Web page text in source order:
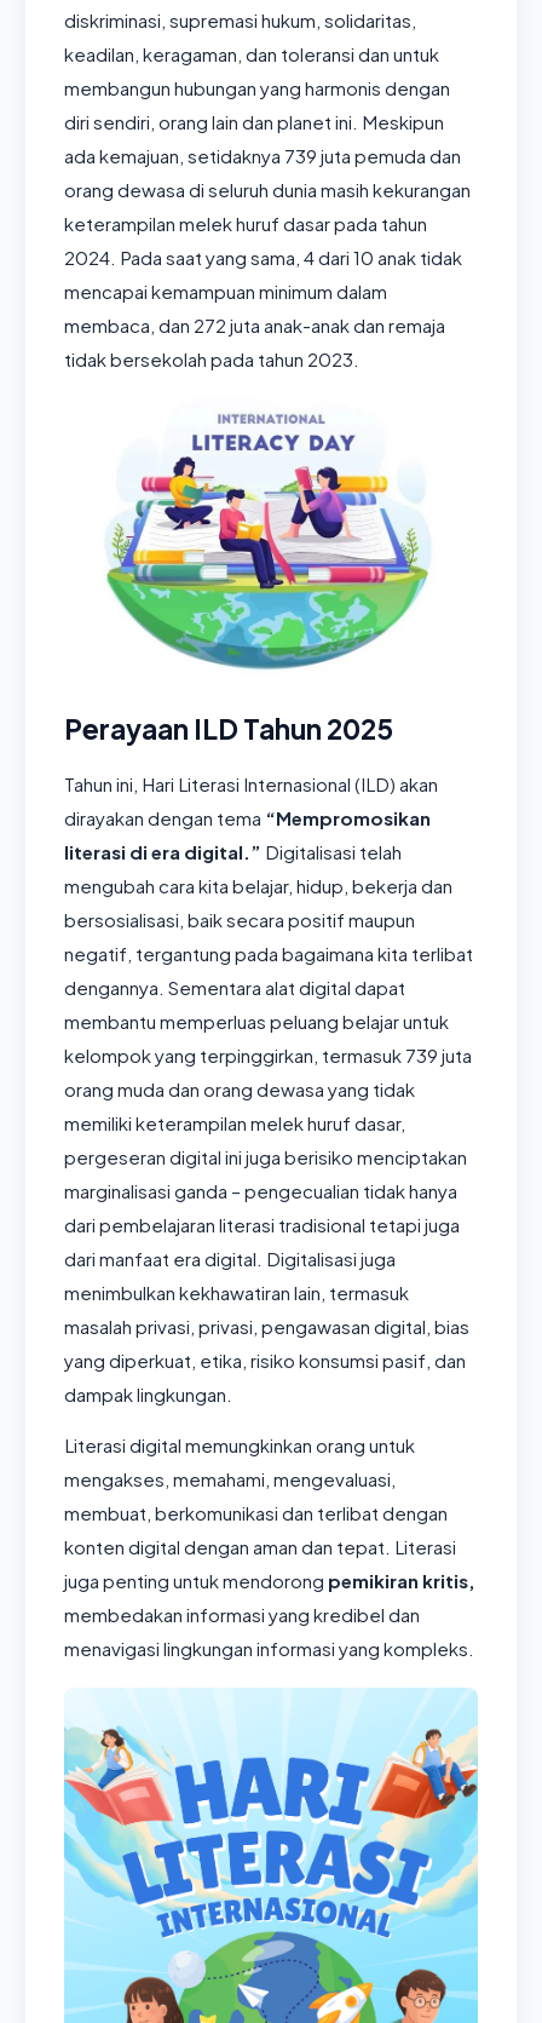
diskriminasi, supremasi hukum, solidaritas,
keadilan, keragaman, dan toleransi dan untuk
membangun hubungan yang harmonis dengan
diri sendiri, orang lain dan planet ini. Meskipun
ada kemajuan, setidaknya 739 juta pemuda dan
orang dewasa di seluruh dunia masih kekurangan
keterampilan melek huruf dasar pada tahun
2024. Pada saat yang sama, 4 dari 10 anak tidak
mencapai kemampuan minimum dalam
membaca, dan 272 juta anak-anak dan remaja
tidak bersekolah pada tahun 2023.
Perayaan ILD Tahun 2025
Tahun ini, Hari Literasi Internasional (ILD) akan
dirayakan dengan tema “Mempromosikan
literasi di era digital.” Digitalisasi telah
mengubah cara kita belajar, hidup, bekerja dan
bersosialisasi, baik secara positif maupun
negatif, tergantung pada bagaimana kita terlibat
dengannya. Sementara alat digital dapat
membantu memperluas peluang belajar untuk
kelompok yang terpinggirkan, termasuk 739 juta
orang muda dan orang dewasa yang tidak
memiliki keterampilan melek huruf dasar,
pergeseran digital ini juga berisiko menciptakan
marginalisasi ganda – pengecualian tidak hanya
dari pembelajaran literasi tradisional tetapi juga
dari manfaat era digital. Digitalisasi juga
menimbulkan kekhawatiran lain, termasuk
masalah privasi, privasi, pengawasan digital, bias
yang diperkuat, etika, risiko konsumsi pasif, dan
dampak lingkungan.
Literasi digital memungkinkan orang untuk
mengakses, memahami, mengevaluasi,
membuat, berkomunikasi dan terlibat dengan
konten digital dengan aman dan tepat. Literasi
juga penting untuk mendorong pemikiran kritis,
membedakan informasi yang kredibel dan
menavigasi lingkungan informasi yang kompleks.